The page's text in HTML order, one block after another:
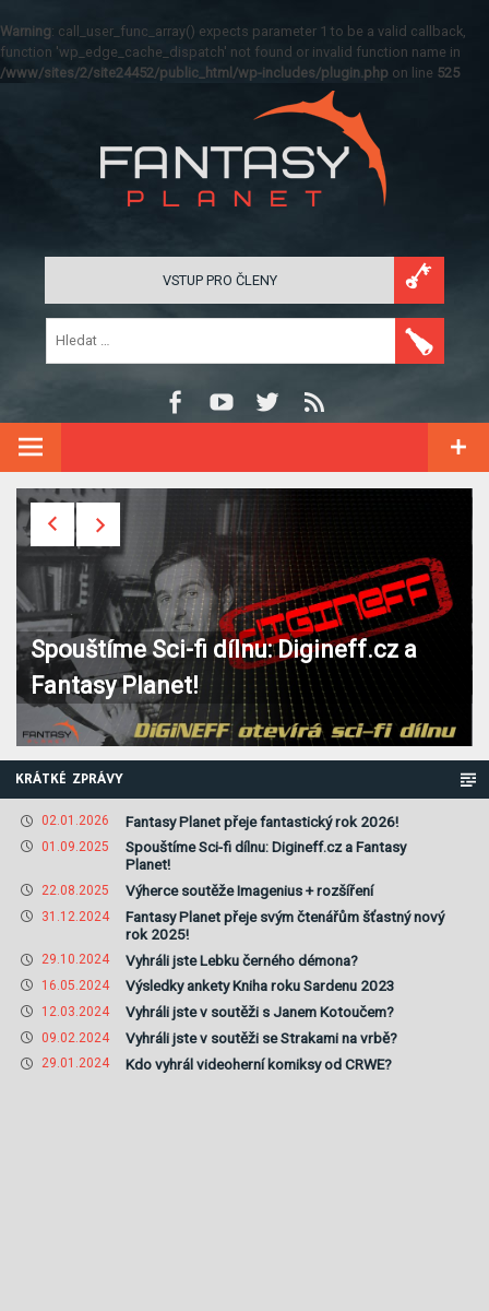
Warning: call_user_func_array() expects parameter 1 to be a valid callback,
function 'wp_edge_cache_dispatch' not found or invalid function name in
/www/sites/2/site24452/public_html/wp-includes/plugin.php on line 525
VSTUP PRO ČLENY
Spouštíme Sci-fi dílnu: Digineff.cz a
Fantasy Planet!
KRÁTKÉ ZPRÁVY
02.01.2026 Fantasy Planet přeje fantastický rok 2026!
01.09.2025
Spouštíme Sci-fi dílnu: Digineff.cz a Fantasy
Planet!
22.08.2025 Výherce soutěže Imagenius + rozšíření
31.12.2024
Fantasy Planet přeje svým čtenářům šťastný nový
rok 2025!
29.10.2024 Vyhráli jste Lebku černého démona?
16.05.2024 Výsledky ankety Kniha roku Sardenu 2023
12.03.2024 Vyhráli jste v soutěži s Janem Kotoučem?
09.02.2024 Vyhráli jste v soutěži se Strakami na vrbě?
29.01.2024 Kdo vyhrál videoherní komiksy od CRWE?